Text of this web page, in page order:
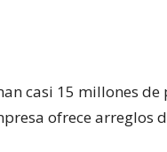
casi 15 millones de
ofrece arreglos